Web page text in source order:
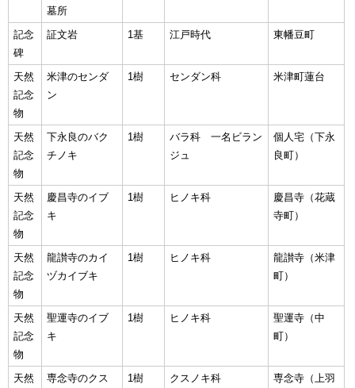
墓所
記念
碑
証文岩 1基 江戸時代 東幡豆町
天然
記念
物
米津のセンダ
ン
1樹 センダン科 米津町蓮台
天然
記念
物
下永良のバク
チノキ
1樹
バラ科 一名ビラン
ジュ
個人宅（下永
良町）
天然
記念
物
慶昌寺のイブ
キ
1樹 ヒノキ科
慶昌寺（花蔵
寺町）
天然
記念
物
龍讃寺のカイ
ヅカイブキ
1樹 ヒノキ科
龍讃寺（米津
町）
天然
記念
物
聖運寺のイブ
キ
1樹 ヒノキ科
聖運寺（中
町）
天然
専念寺のクス
1樹 クスノキ科
専念寺（上羽